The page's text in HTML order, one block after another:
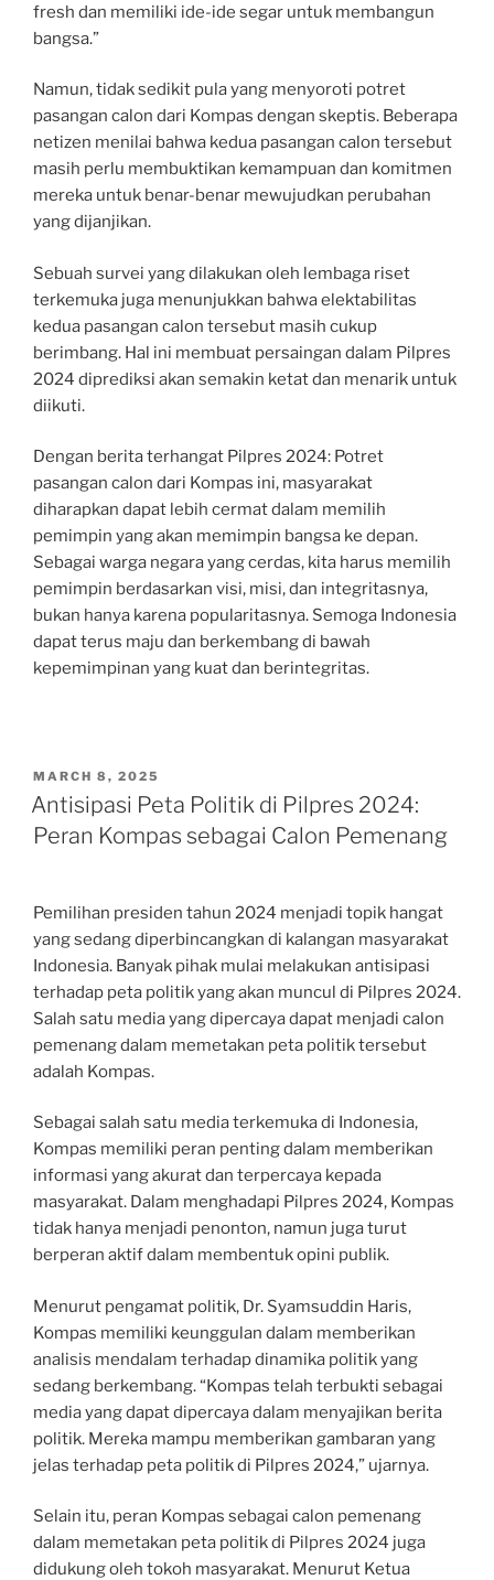
fresh dan memiliki ide-ide segar untuk membangun
bangsa.”
Namun, tidak sedikit pula yang menyoroti potret
pasangan calon dari Kompas dengan skeptis. Beberapa
netizen menilai bahwa kedua pasangan calon tersebut
masih perlu membuktikan kemampuan dan komitmen
mereka untuk benar-benar mewujudkan perubahan
yang dijanjikan.
Sebuah survei yang dilakukan oleh lembaga riset
terkemuka juga menunjukkan bahwa elektabilitas
kedua pasangan calon tersebut masih cukup
berimbang. Hal ini membuat persaingan dalam Pilpres
2024 diprediksi akan semakin ketat dan menarik untuk
diikuti.
Dengan berita terhangat Pilpres 2024: Potret
pasangan calon dari Kompas ini, masyarakat
diharapkan dapat lebih cermat dalam memilih
pemimpin yang akan memimpin bangsa ke depan.
Sebagai warga negara yang cerdas, kita harus memilih
pemimpin berdasarkan visi, misi, dan integritasnya,
bukan hanya karena popularitasnya. Semoga Indonesia
dapat terus maju dan berkembang di bawah
kepemimpinan yang kuat dan berintegritas.
POSTED
ON
MARCH 8, 2025
Antisipasi Peta Politik di Pilpres 2024:
Peran Kompas sebagai Calon Pemenang
Pemilihan presiden tahun 2024 menjadi topik hangat
yang sedang diperbincangkan di kalangan masyarakat
Indonesia. Banyak pihak mulai melakukan antisipasi
terhadap peta politik yang akan muncul di Pilpres 2024.
Salah satu media yang dipercaya dapat menjadi calon
pemenang dalam memetakan peta politik tersebut
adalah Kompas.
Sebagai salah satu media terkemuka di Indonesia,
Kompas memiliki peran penting dalam memberikan
informasi yang akurat dan terpercaya kepada
masyarakat. Dalam menghadapi Pilpres 2024, Kompas
tidak hanya menjadi penonton, namun juga turut
berperan aktif dalam membentuk opini publik.
Menurut pengamat politik, Dr. Syamsuddin Haris,
Kompas memiliki keunggulan dalam memberikan
analisis mendalam terhadap dinamika politik yang
sedang berkembang. “Kompas telah terbukti sebagai
media yang dapat dipercaya dalam menyajikan berita
politik. Mereka mampu memberikan gambaran yang
jelas terhadap peta politik di Pilpres 2024,” ujarnya.
Selain itu, peran Kompas sebagai calon pemenang
dalam memetakan peta politik di Pilpres 2024 juga
didukung oleh tokoh masyarakat. Menurut Ketua